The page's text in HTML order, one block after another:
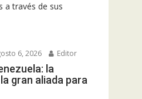
a través de sus
6, 2026 Editor
la
gran aliada para